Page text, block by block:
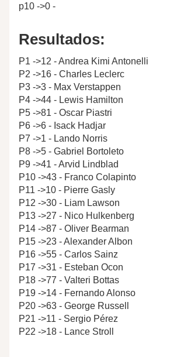
p10 ->0 -
Resultados:
P1 ->12 - Andrea Kimi Antonelli
P2 ->16 - Charles Leclerc
P3 ->3 - Max Verstappen
P4 ->44 - Lewis Hamilton
P5 ->81 - Oscar Piastri
P6 ->6 - Isack Hadjar
P7 ->1 - Lando Norris
P8 ->5 - Gabriel Bortoleto
P9 ->41 - Arvid Lindblad
P10 ->43 - Franco Colapinto
P11 ->10 - Pierre Gasly
P12 ->30 - Liam Lawson
P13 ->27 - Nico Hulkenberg
P14 ->87 - Oliver Bearman
P15 ->23 - Alexander Albon
P16 ->55 - Carlos Sainz
P17 ->31 - Esteban Ocon
P18 ->77 - Valteri Bottas
P19 ->14 - Fernando Alonso
P20 ->63 - George Russell
P21 ->11 - Sergio Pérez
P22 ->18 - Lance Stroll